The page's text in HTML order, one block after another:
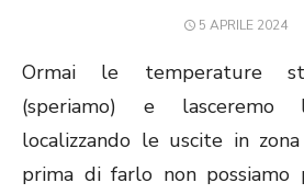
POSTED
5 APRILE 2024
Ormai le temperature
(speriamo) e lasceremo
localizzando le uscite in
prima di farlo non